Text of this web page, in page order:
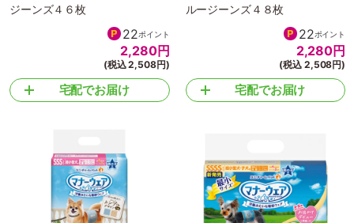
ジーンズ４６枚
22ポイント
2,280円
(税込 2,508円)
宅配でお届け
ルージーンズ４８枚
22ポイント
2,280円
(税込 2,508円)
宅配でお届け